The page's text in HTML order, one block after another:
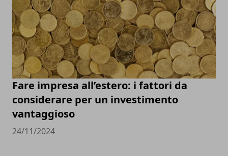
Fare impresa all’estero: i fattori da
considerare per un investimento
vantaggioso
24/11/2024